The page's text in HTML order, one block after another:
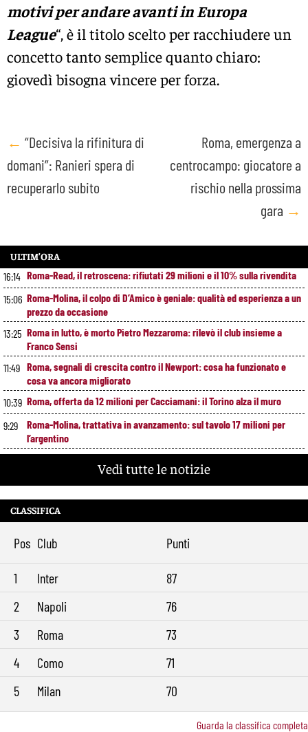
motivi per andare avanti in Europa
League“, è il titolo scelto per racchiudere un
concetto tanto semplice quanto chiaro:
giovedì bisogna vincere per forza.
Post
navigation
← “Decisiva la rifinitura di
domani”: Ranieri spera di
recuperarlo subito
Roma, emergenza a
centrocampo: giocatore a
rischio nella prossima
gara →
ULTIM’ORA
16:14 Roma-Read, il retroscena: rifiutati 29 milioni e il 10% sulla rivendita
15:06 Roma-Molina, il colpo di D’Amico è geniale: qualità ed esperienza a un
prezzo da occasione
13:25 Roma in lutto, è morto Pietro Mezzaroma: rilevò il club insieme a
Franco Sensi
11:49 Roma, segnali di crescita contro il Newport: cosa ha funzionato e
cosa va ancora migliorato
10:39 Roma, offerta da 12 milioni per Cacciamani: il Torino alza il muro
9:29
Roma-Molina, trattativa in avanzamento: sul tavolo 17 milioni per
l’argentino
Vedi tutte le notizie
CLASSIFICA
Pos Club Punti
1 Inter
87
2
Napoli
76
3
Roma
73
4
Como
71
5
Milan 70
Guarda la classifica completa